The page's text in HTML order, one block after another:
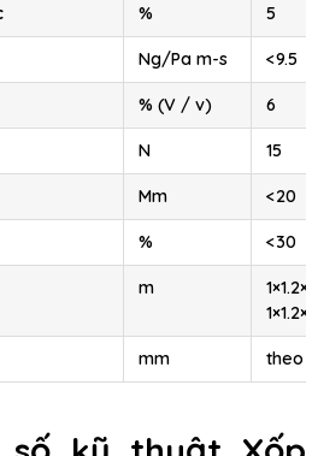
% 5
Ng/Pa m-s <9.5
% (V / v) 6
N 15
Mm <20
% <30
m
1×1.2×4
mm theo